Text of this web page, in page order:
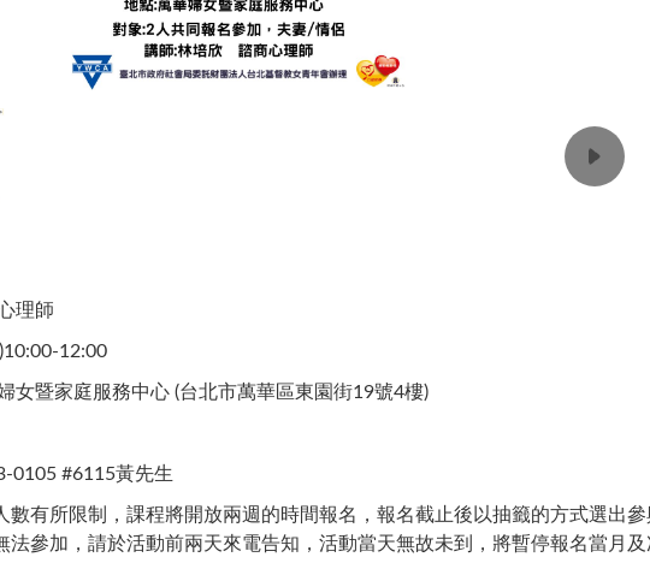
理師
12:00
女暨家庭服務中心 (台北市萬華區東園街19號4樓)​
0105 #6115黃先生
數有所限制，課程將開放兩週的時間報名，報名截止後以抽籤的方式選出
法參加，請於活動前兩天來電告知，活動當天無故未到，將暫停報名當月及